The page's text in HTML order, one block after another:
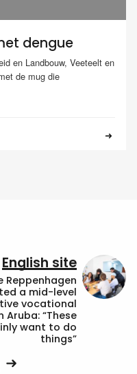
dengue
en Landbouw, Veeteelt en
de mug die
English site
Reppenhagen
a mid-level
vocational
Aruba: “These
want to do
things”